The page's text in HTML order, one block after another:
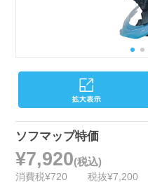
ソフマップ特価
¥7,920(税込)
消費税¥720 税抜¥7,200